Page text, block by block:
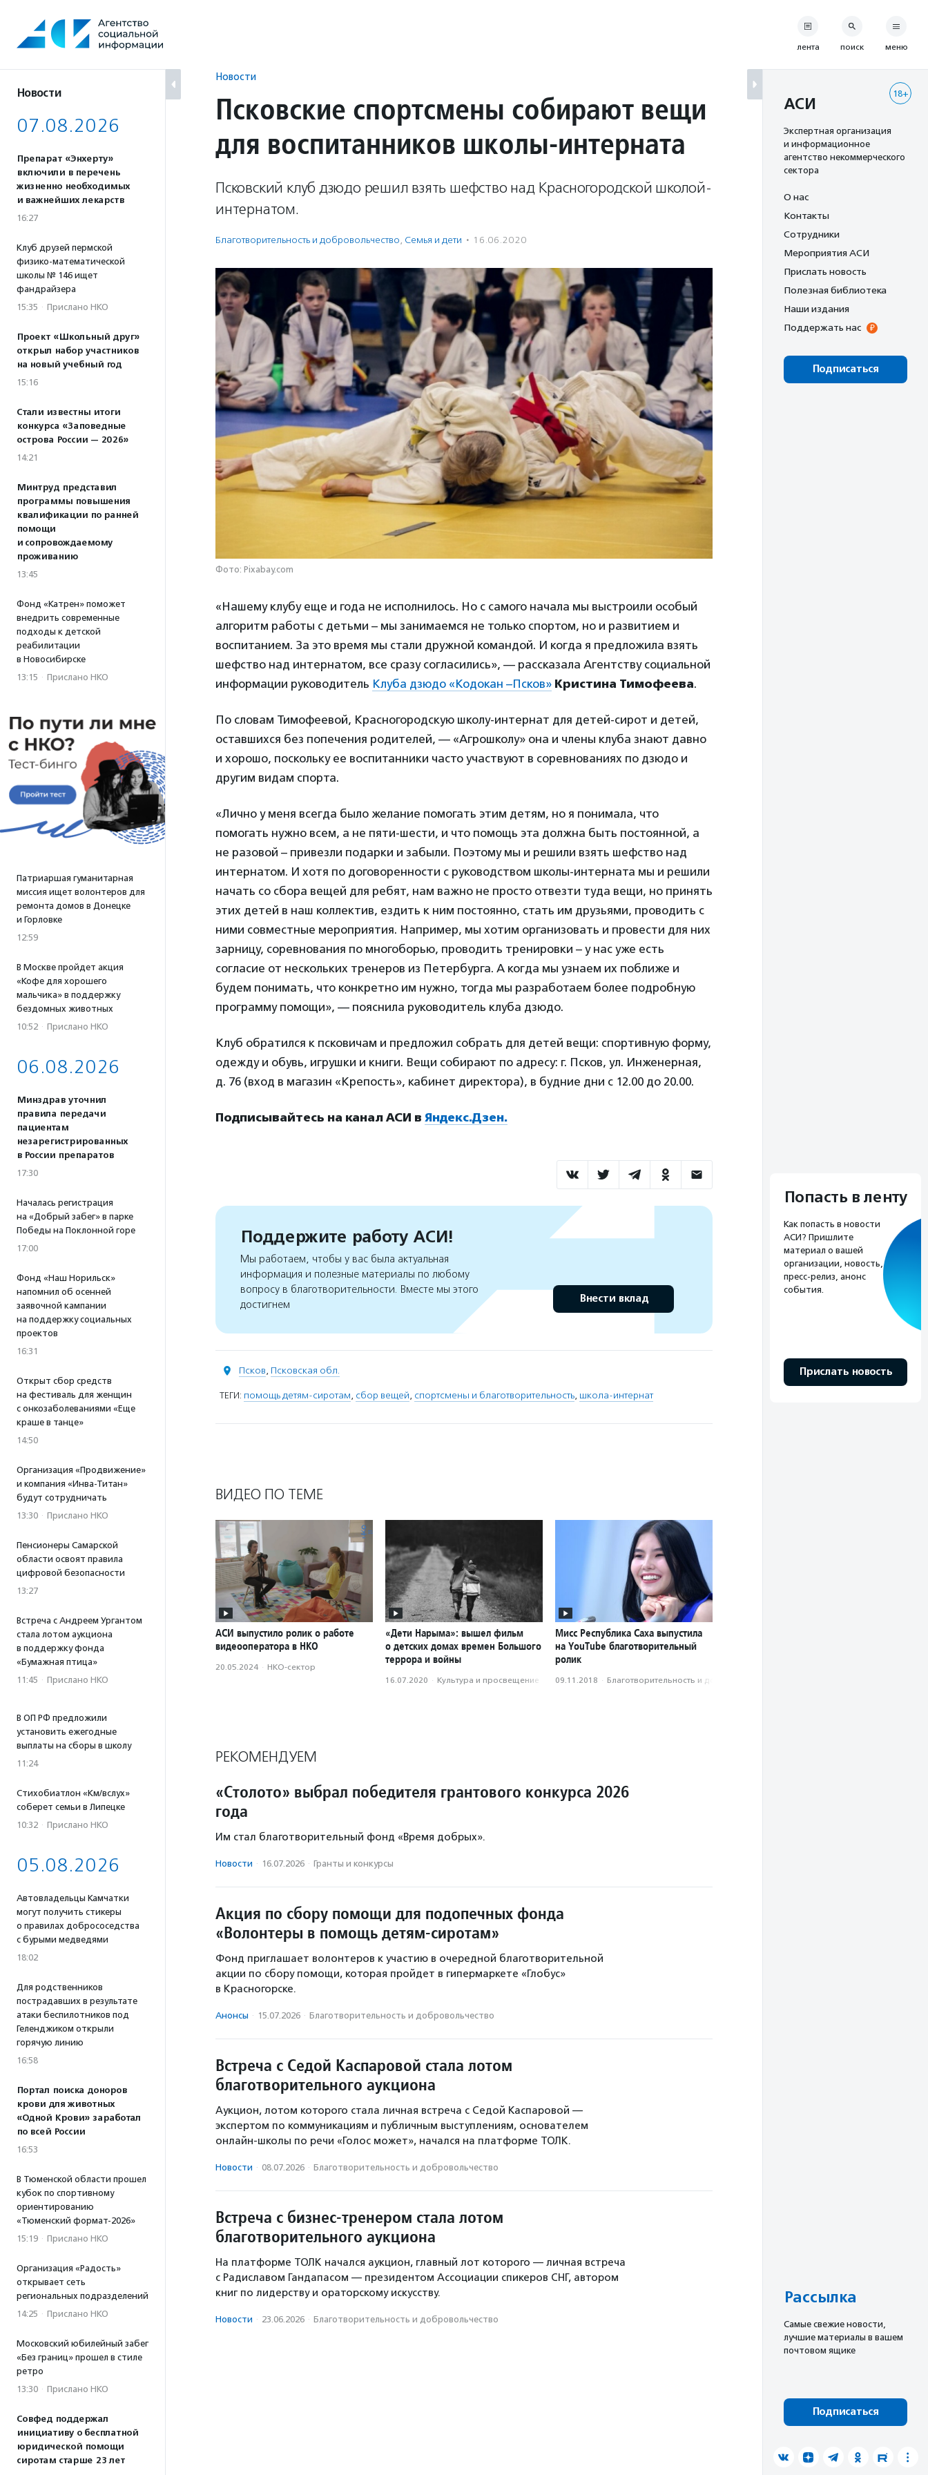
содержанию
Новости
07.08.2026
Препарат «Энхерту»
включили в перечень
жизненно необходимых
и важнейших лекарств
16:27
Клуб друзей пермской
физико-математической
школы № 146 ищет
фандрайзера
15:35 · Прислано НКО
Проект «Школьный друг»
открыл набор участников
на новый учебный год
15:16
Стали известны итоги
конкурса «Заповедные
острова России — 2026»
14:21
Минтруд представил
программы повышения
квалификации по ранней
помощи
и сопровождаемому
проживанию
13:45
Фонд «Катрен» поможет
внедрить современные
подходы к детской
реабилитации
в Новосибирске
13:15 · Прислано НКО
Патриаршая гуманитарная
миссия ищет волонтеров для
ремонта домов в Донецке
и Горловке
12:59
В Москве пройдет акция
«Кофе для хорошего
мальчика» в поддержку
бездомных животных
10:52 · Прислано НКО
06.08.2026
Минздрав уточнил
правила передачи
пациентам
незарегистрированных
в России препаратов
17:30
Началась регистрация
на «Добрый забег» в парке
Победы на Поклонной горе
17:00
Фонд «Наш Норильск»
напомнил об осенней
заявочной кампании
на поддержку социальных
проектов
16:31
Открыт сбор средств
на фестиваль для женщин
с онкозаболеваниями «Еще
краше в танце»
14:50
Организация «Продвижение»
и компания «Инва-Титан»
будут сотрудничать
13:30 · Прислано НКО
Пенсионеры Самарской
области освоят правила
цифровой безопасности
13:27
Встреча с Андреем Ургантом
стала лотом аукциона
в поддержку фонда
«Бумажная птица»
11:45 · Прислано НКО
В ОП РФ предложили
установить ежегодные
выплаты на сборы в школу
11:24
Стихобиатлон «Км/вслух»
соберет семьи в Липецке
10:32 · Прислано НКО
05.08.2026
Автовладельцы Камчатки
могут получить стикеры
о правилах добрососедства
с бурыми медведями
18:02
Для родственников
пострадавших в результате
атаки беспилотников под
Геленджиком открыли
горячую линию
16:58
Портал поиска доноров
крови для животных
«Одной Крови» заработал
по всей России
16:53
В Тюменской области прошел
кубок по спортивному
ориентированию
«Тюменский формат-2026»
15:19 · Прислано НКО
Организация «Радость»
открывает сеть
региональных подразделений
14:25 · Прислано НКО
Московский юбилейный забег
«Без границ» прошел в стиле
ретро
13:30 · Прислано НКО
Совфед поддержал
инициативу о бесплатной
юридической помощи
сиротам старше 23 лет
Новости
Псковские спортсмены собирают вещи
для воспитанников школы-интерната
Псковский клуб дзюдо решил взять шефство над Красногородской школой-
интернатом.
Благотвори­тель­ность и доброволь­чест­во, Семья и дети · 16.06.2020
Фото: Pixabay.com
«Нашему клубу еще и года не исполнилось. Но с самого начала мы выстроили особый
алгоритм работы с детьми – мы занимаемся не только спортом, но и развитием и
воспитанием. За это время мы стали дружной командой. И когда я предложила взять
шефство над интернатом, все сразу согласились», — рассказала Агентству социальной
информации руководитель Клуба дзюдо «Кодокан –Псков» Кристина Тимофеева.
По словам Тимофеевой, Красногородскую школу-интернат для детей-сирот и детей,
оставшихся без попечения родителей, — «Агрошколу» она и члены клуба знают давно
и хорошо, поскольку ее воспитанники часто участвуют в соревнованиях по дзюдо и
другим видам спорта.
«Лично у меня всегда было желание помогать этим детям, но я понимала, что
помогать нужно всем, а не пяти-шести, и что помощь эта должна быть постоянной, а
не разовой – привезли подарки и забыли. Поэтому мы и решили взять шефство над
интернатом. И хотя по договоренности с руководством школы-интерната мы и решили
начать со сбора вещей для ребят, нам важно не просто отвезти туда вещи, но принять
этих детей в наш коллектив, ездить к ним постоянно, стать им друзьями, проводить с
ними совместные мероприятия. Например, мы хотим организовать и провести для них
зарницу, соревнования по многоборью, проводить тренировки – у нас уже есть
согласие от нескольких тренеров из Петербурга. А когда мы узнаем их поближе и
будем понимать, что конкретно им нужно, тогда мы разработаем более подробную
программу помощи», — пояснила руководитель клуба дзюдо.
Клуб обратился к псковичам и предложил собрать для детей вещи: спортивную форму,
одежду и обувь, игрушки и книги. Вещи собирают по адресу: г. Псков, ул. Инженерная,
д. 76 (вход в магазин «Крепость», кабинет директора), в будние дни с 12.00 до 20.00.
Подписывайтесь на канал АСИ в Яндекс.Дзен.
Поддержите работу АСИ!
Мы работаем, чтобы у вас была актуальная
информация и полезные материалы по любому
вопросу в благотворительности. Вместе мы этого
достигнем
Внести вклад
Псков, Псковская обл.
ТЕГИ: помощь детям-сиротам, сбор вещей, спортсмены и благотворительность, школа-интернат
ВИДЕО ПО ТЕМЕ
АСИ выпустило ролик о работе
видеооператора в НКО
20.05.2024 · НКО-сектор
«Дети Нарыма»: вышел фильм
о детских домах времен Большого
террора и войны
16.07.2020 · Культура и просвещение
Мисс Республика Саха выпустила
на YouTube благотворительный
ролик
09.11.2018 · Благотвори­тель­ность и доброволь­чест­во
РЕКОМЕНДУЕМ
«Столото» выбрал победителя грантового конкурса 2026
года
Им стал благотворительный фонд «Время добрых».
Новости · 16.07.2026 · Гранты и конкурсы
Акция по сбору помощи для подопечных фонда
«Волонтеры в помощь детям-сиротам»
Фонд приглашает волонтеров к участию в очередной благотворительной
акции по сбору помощи, которая пройдет в гипермаркете «Глобус»
в Красногорске.
Анонсы · 15.07.2026 · Благотвори­тель­ность и доброволь­чест­во
Встреча с Седой Каспаровой стала лотом
благотворительного аукциона
Аукцион, лотом которого стала личная встреча с Седой Каспаровой —
экспертом по коммуникациям и публичным выступлениям, основателем
онлайн-школы по речи «Голос может», начался на платформе ТОЛК.
Новости · 08.07.2026 · Благотвори­тель­ность и доброволь­чест­во
Встреча с бизнес-тренером стала лотом
благотворительного аукциона
На платформе ТОЛК начался аукцион, главный лот которого — личная встреча
с Радиславом Гандапасом — президентом Ассоциации спикеров СНГ, автором
книг по лидерству и ораторскому искусству.
Новости · 23.06.2026 · Благотвори­тель­ность и доброволь­чест­во
лента поиск меню
18+
АСИ
Экспертная организация
и информационное
агентство некоммерческого
сектора
О нас
Контакты
Сотрудники
Мероприятия АСИ
Прислать новость
Полезная библиотека
Наши издания
Поддержать нас
Подписаться
Попасть в ленту
Как попасть в новости
АСИ? Пришлите
материал о вашей
организации, новость,
пресс-релиз, анонс
события.
Прислать новость
Рассылка
Cамые свежие новости,
лучшие материалы в вашем
почтовом ящике
Подписаться